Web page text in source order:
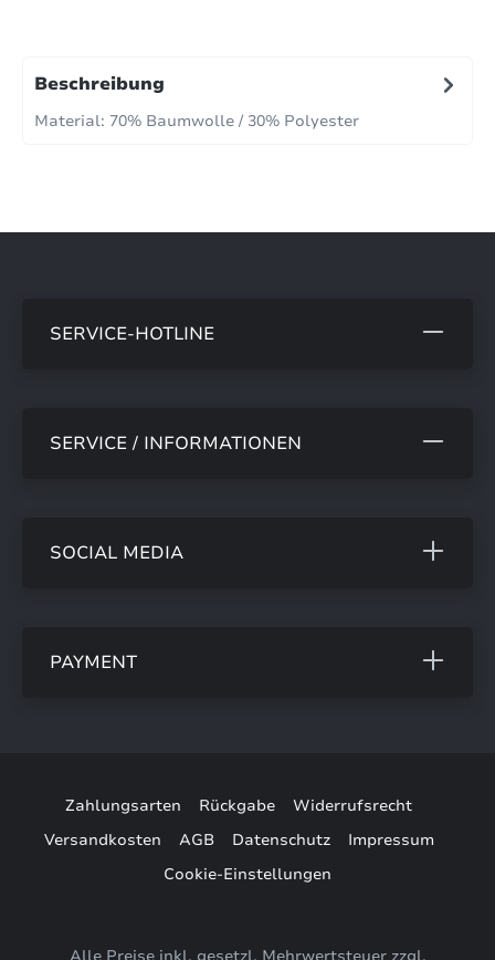
Beschreibung
Material: 70% Baumwolle / 30% Polyester
SERVICE-HOTLINE
SERVICE / INFORMATIONEN
SOCIAL MEDIA
PAYMENT
Zahlungsarten Rückgabe
Widerrufsrecht
Versandkosten
AGB Datenschutz
Impressum
Cookie-Einstellungen